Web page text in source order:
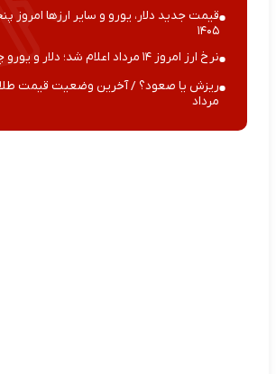
۱۴۰۵
نرخ ارز امروز ۱۴ مرداد اعلام شد؛ دلار و یورو چند؟
مرداد